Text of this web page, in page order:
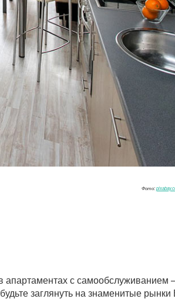
Фото:
с самообслуживанием
заглянуть на знаменитые